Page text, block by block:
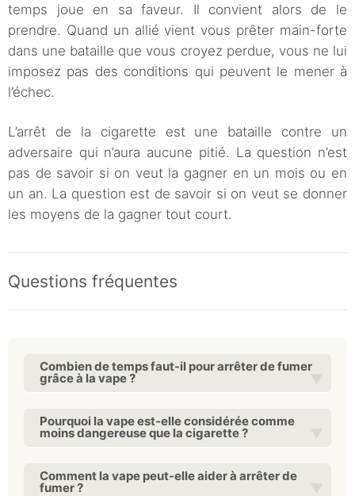
temps joue en sa faveur. Il convient alors de le
prendre. Quand un allié vient vous prêter main-forte
dans une bataille que vous croyez perdue, vous ne lui
imposez pas des conditions qui peuvent le mener à
l’échec.
L’arrêt de la cigarette est une bataille contre un
adversaire qui n’aura aucune pitié. La question n’est
pas de savoir si on veut la gagner en un mois ou en
un an. La question est de savoir si on veut se donner
les moyens de la gagner tout court.
Questions fréquentes
Combien de temps faut-il pour arrêter de fumer
grâce à la vape ?
Pourquoi la vape est-elle considérée comme
moins dangereuse que la cigarette ?
Comment la vape peut-elle aider à arrêter de
fumer ?